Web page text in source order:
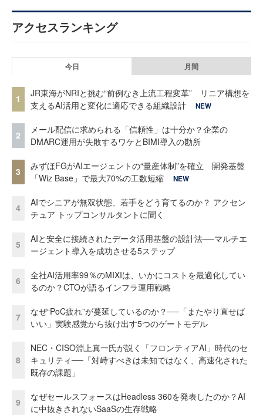
アクセスランキング
今日 月間
1
JR東海がNRIと挑む“前例なき上流工程変革” リニア構想を
支えるAI活用と変化に適応できる組織設計
NEW
2
メール配信に求められる「信頼性」は十分か？企業の
DMARC運用が失敗するワケとBIMI導入の勘所
3
みずほFGがAIエージェントの“量産体制”を確立 開発基盤
「Wiz Base」で最大70%の工数短縮
NEW
4
AIでシニアが無双状態、若手をどう育てるのか？ アクセン
チュア トップコンサルタントに聞く
5
AIと安全に接続されたデータ活用基盤の設計法──マルチエ
ージェント導入を成功させる5ステップ
6
全社AI活用率99％のMIXIは、いかにコストを最適化してい
るのか？CTOが語るインフラ運用戦略
7
なぜ“PoC疲れ”が蔓延しているのか？──「またやり直せば
いい」実験感覚から抜け出す5つのゲートモデル
8
NEC・CISO淵上真一氏が説く「フロンティアAI」時代のセ
キュリティ──「対峙すべきは未知ではなく、高速化された
既存の課題」
9
なぜセールスフォースはHeadless 360を発表したのか？AI
に中抜きされないSaaSの生存戦略